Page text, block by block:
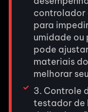
controlador
para
umidade
pode
materiais
melhorar
3. Controle
testador de